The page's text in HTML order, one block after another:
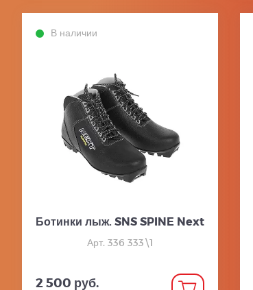
В наличии
Ботинки лыж. SNS SPINE Next
Арт. 336 333\1
2 500 руб.